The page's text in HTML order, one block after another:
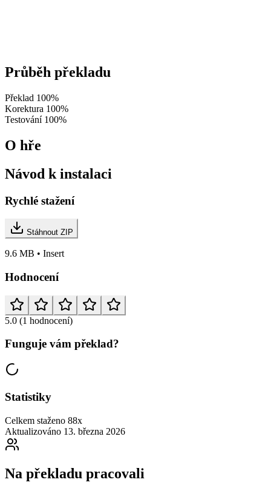
Průběh překladu
Překlad 100%
Korektura 100%
Testování 100%
O hře
Návod k instalaci
Rychlé stažení
Stáhnout ZIP
9.6 MB • Insert
Hodnocení
5.0 (1 hodnocení)
Funguje vám překlad?
Statistiky
Celkem staženo 88x
Aktualizováno 13. března 2026
Na překladu pracovali